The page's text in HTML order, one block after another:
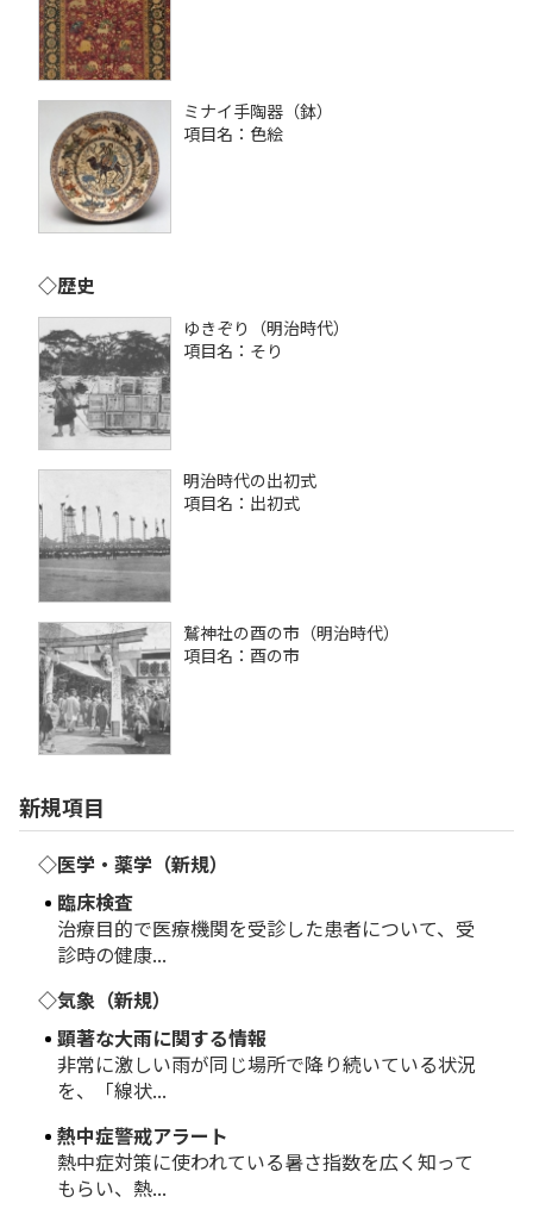
ミナイ手陶器（鉢）
項目名：色絵
◇歴史
ゆきぞり（明治時代）
項目名：そり
明治時代の出初式
項目名：出初式
鷲神社の酉の市（明治時代）
項目名：酉の市
新規項目
◇医学・薬学（新規）
臨床検査
治療目的で医療機関を受診した患者について、受
診時の健康...
◇気象（新規）
顕著な大雨に関する情報
非常に激しい雨が同じ場所で降り続いている状況
を、「線状...
熱中症警戒アラート
熱中症対策に使われている暑さ指数を広く知って
もらい、熱...